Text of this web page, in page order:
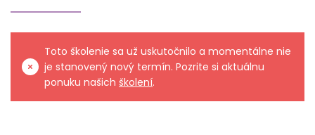
Toto školenie sa už uskutočnilo a momentálne nie
je stanovený nový termín. Pozrite si aktuálnu
ponuku našich školení.